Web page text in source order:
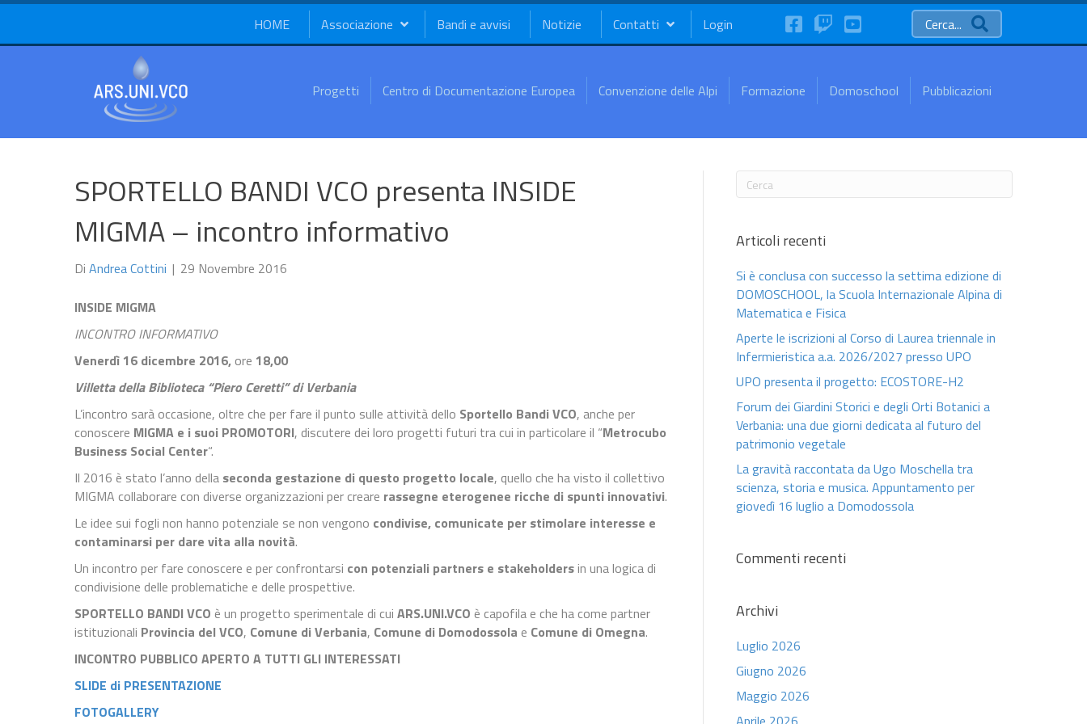
HOME Associazione Bandi e avvisi Notizie Contatti Login FaceBookTwitchYouTube Cerca...
Progetti Centro di Documentazione Europea Convenzione delle Alpi Formazione Domoschool Pubblicazioni
SPORTELLO BANDI VCO presenta INSIDE
MIGMA – incontro informativo
Di Andrea Cottini | 29 Novembre 2016
INSIDE MIGMA
INCONTRO INFORMATIVO
Venerdì 16 dicembre 2016, ore 18,00
Villetta della Biblioteca “Piero Ceretti” di Verbania
L’incontro sarà occasione, oltre che per fare il punto sulle attività dello Sportello Bandi VCO, anche per
conoscere MIGMA e i suoi PROMOTORI, discutere dei loro progetti futuri tra cui in particolare il “Metrocubo
Business Social Center“.
Il 2016 è stato l’anno della seconda gestazione di questo progetto locale, quello che ha visto il collettivo
MIGMA collaborare con diverse organizzazioni per creare rassegne eterogenee ricche di spunti innovativi.
Le idee sui fogli non hanno potenziale se non vengono condivise, comunicate per stimolare interesse e
contaminarsi per dare vita alla novità.
Un incontro per fare conoscere e per confrontarsi con potenziali partners e stakeholdersin una logica di
condivisione delle problematiche e delle prospettive.
SPORTELLO BANDI VCO è un progetto sperimentale di cui ARS.UNI.VCO è capofila e che ha come partner
istituzionali Provincia del VCO, Comune di Verbania, Comune di Domodossola e Comune di Omegna.
INCONTRO PUBBLICO APERTO A TUTTI GLI INTERESSATI
SLIDE di PRESENTAZIONE
FOTOGALLERY
Articoli recenti
Si è conclusa con successo la settima edizione di
DOMOSCHOOL, la Scuola Internazionale Alpina di
Matematica e Fisica
Aperte le iscrizioni al Corso di Laurea triennale in
Infermieristica a.a. 2026/2027 presso UPO
UPO presenta il progetto: ECOSTORE-H2
Forum dei Giardini Storici e degli Orti Botanici a
Verbania: una due giorni dedicata al futuro del
patrimonio vegetale
La gravità raccontata da Ugo Moschella tra
scienza, storia e musica. Appuntamento per
giovedì 16 luglio a Domodossola
Commenti recenti
Archivi
Luglio 2026
Giugno 2026
Maggio 2026